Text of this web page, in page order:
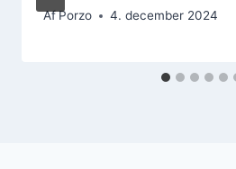
AfPorzo 4. december 2024